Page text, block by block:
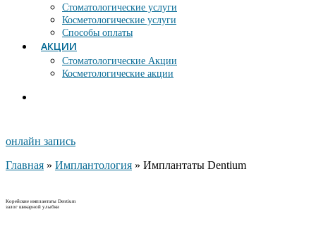
Стоматологические услуги
Косметологические услуги
Способы оплаты
АКЦИИ
Стоматологические Акции
Косметологические акции
онлайн запись
Главная » Имплантология » Имплантаты Dentium
Корейские имплантаты Dentium
залог шикарной улыбки